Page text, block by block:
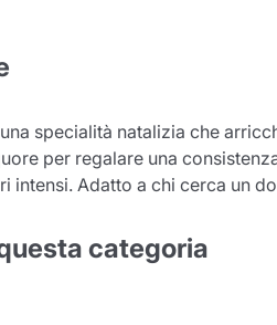
specialità natalizia che
per regalare una
intensi. Adatto a chi cerca un
categoria